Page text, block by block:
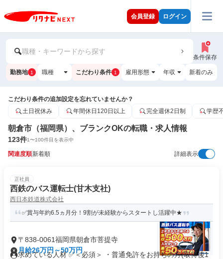
会員登録 ログイン
職種・キーワードから探す
条件保存
勤務地 1 職種 こだわり条件 1 雇用形態 年収 新着のみ
こだわり条件の追加設定を忘れていませんか？
土日祝休み
年間休日120日以上 完全週休2日制 学歴
朝倉市（福岡県）、ブランクOKの転職・求人情報
123件1〜100件目を表示中
関連度順新着順 詳細表示
正社員
西鉄のバス運転士(甘木支社)
西日本鉄道株式会社
✅賞与年約6.5ヵ月分！9割が未経験からスタートし活躍中★
〒838-0061福岡県朝倉市菩提寺
月給26万円～50万円
求めている人材 ✅＜必須＞ ・普通免許をお持ちの方(取得後1